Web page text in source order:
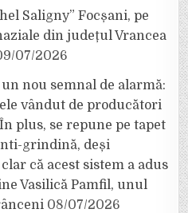
Saligny” Focșani, pe
din județul Vrancea
07/2026
nou semnal de alarmă:
vândut de producători
plus, se repune pe tapet
grindină, deși
că acest sistem a adus
Vasilică Pamfil, unul
08/07/2026